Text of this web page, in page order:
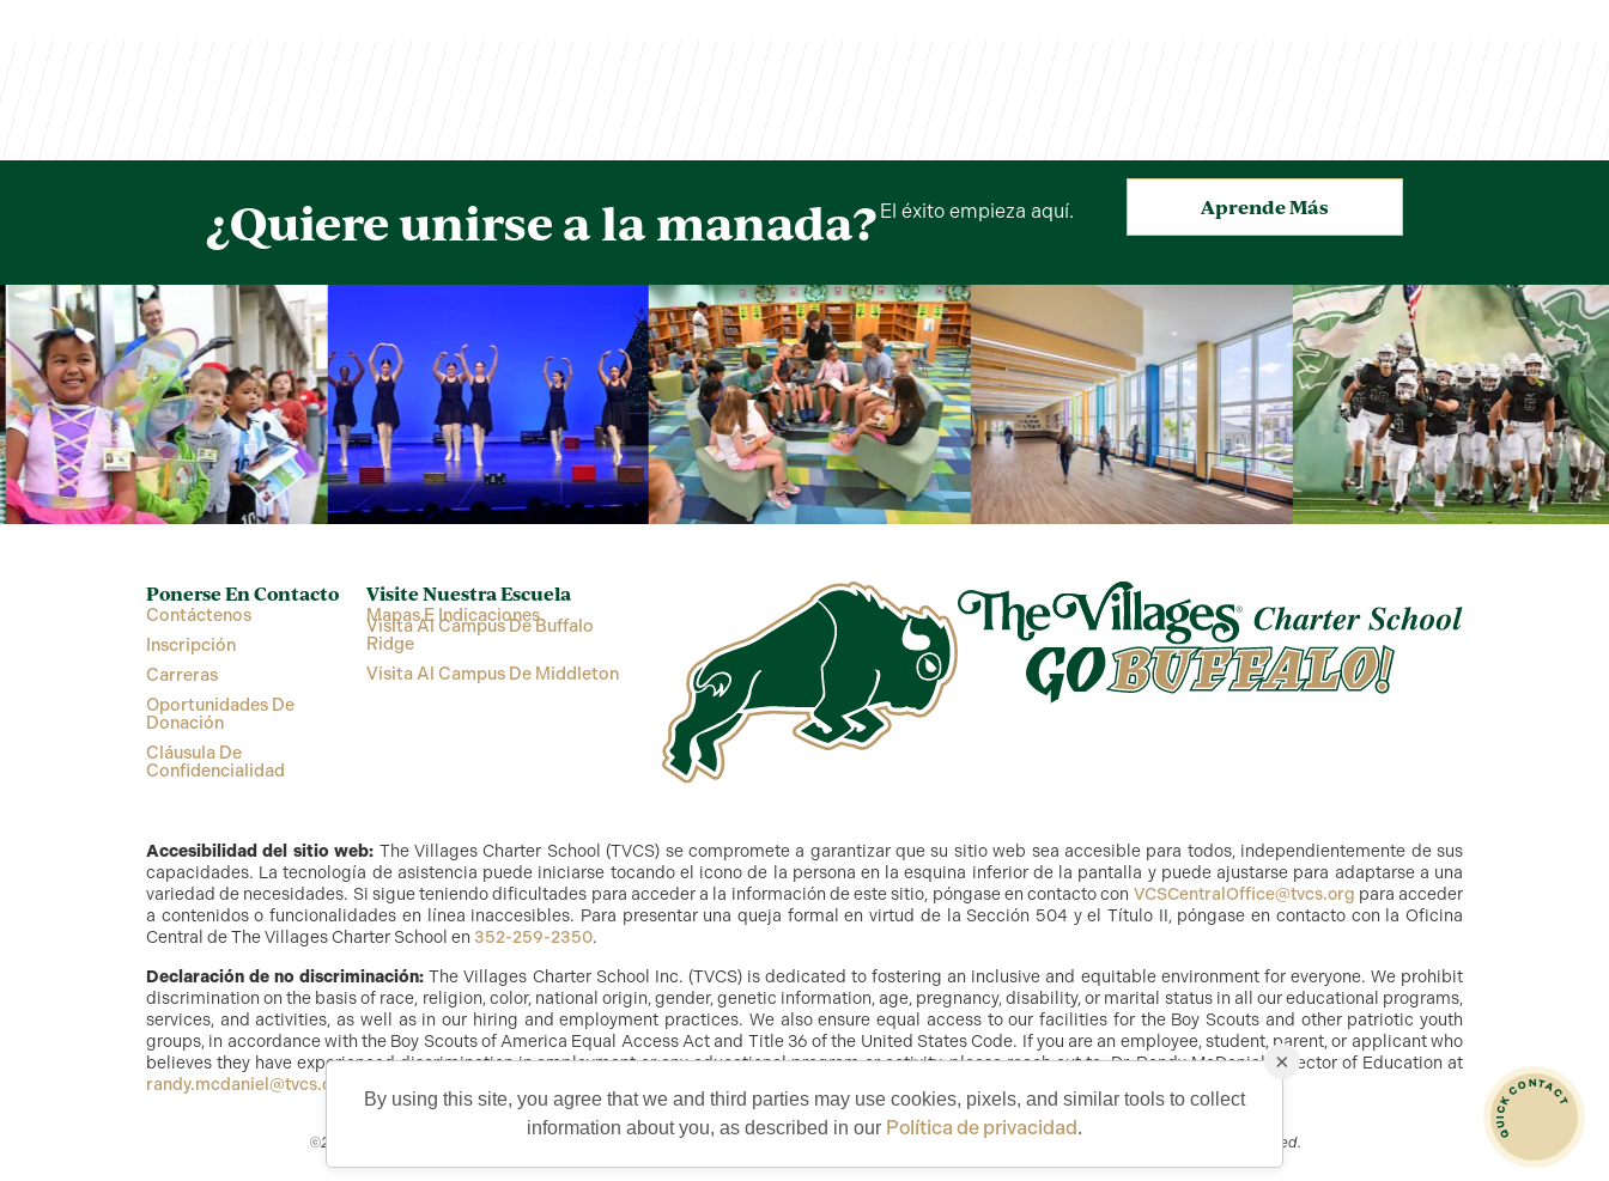
QUICK CONTACT
¿Quiere unirse a la manada? El éxito empieza aquí. Aprende Más
Ponerse En Contacto
Contáctenos
Inscripción
Carreras
Oportunidades De
Donación
Cláusula De
Confidencialidad
Visite Nuestra Escuela
Mapas E Indicaciones
Visita Al Campus De Buffalo
Ridge
Visita Al Campus De Middleton
Accesibilidad del sitio web: The Villages Charter School (TVCS) se compromete a garantizar que su sitio web sea accesible para todos, independientemente de sus
capacidades. La tecnología de asistencia puede iniciarse tocando el icono de la persona en la esquina inferior de la pantalla y puede ajustarse para adaptarse a una
variedad de necesidades. Si sigue teniendo dificultades para acceder a la información de este sitio, póngase en contacto con VCSCentralOffice@tvcs.org para acceder
a contenidos o funcionalidades en línea inaccesibles. Para presentar una queja formal en virtud de la Sección 504 y el Título II, póngase en contacto con la Oficina
Central de The Villages Charter School en 352-259-2350.
Declaración de no discriminación:The Villages Charter School Inc. (TVCS) is dedicated to fostering an inclusive and equitable environment for everyone. We prohibit
discrimination on the basis of race, religion, color, national origin, gender, genetic information, age, pregnancy, disability, or marital status in all our educational programs,
services, and activities, as well as in our hiring and employment practices. We also ensure equal access to our facilities for the Boy Scouts and other patriotic youth
groups, in accordance with the Boy Scouts of America Equal Access Act and Title 36 of the United States Code. If you are an employee, student, parent, or applicant who
believes they have experienced discrimination in employment or any educational program or activity, please reach out to: Dr. Randy McDaniel, Director of Education at
randy.mcdaniel@tvcs.org
©2026 Copyright The Villages Charter School. The Villages is a registered trademark of Holding Company of The Villages, Inc. All Rights Reserved.
×
By using this site, you agree that we and third parties may use cookies, pixels, and similar tools to collect
information about you, as described in our Política de privacidad.